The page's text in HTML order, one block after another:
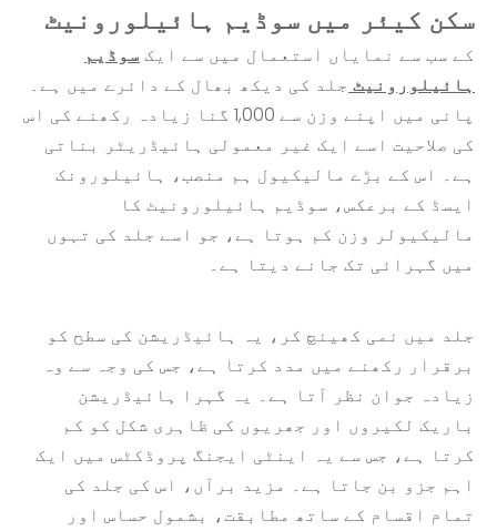
سکن کیئر میں سوڈیم ہائیلورونیٹ
کے سب سے نمایاں استعمال میں سے ایک سوڈیم
ہائیلورونیٹ جلد کی دیکھ بھال کے دائرے میں ہے۔
پانی میں اپنے وزن سے 1,000 گنا زیادہ رکھنے کی اس
کی صلاحیت اسے ایک غیر معمولی ہائیڈریٹر بناتی
ہے۔ اس کے بڑے مالیکیول ہم منصب، ہائیلورونک
ایسڈ کے برعکس، سوڈیم ہائیلورونیٹ کا
مالیکیولر وزن کم ہوتا ہے، جو اسے جلد کی تہوں
میں گہرائی تک جانے دیتا ہے۔
جلد میں نمی کھینچ کر، یہ ہائیڈریشن کی سطح کو
برقرار رکھنے میں مدد کرتا ہے، جس کی وجہ سے وہ
زیادہ جوان نظر آتا ہے۔ یہ گہرا ہائیڈریشن
باریک لکیروں اور جھریوں کی ظاہری شکل کو کم
کرتا ہے، جس سے یہ اینٹی ایجنگ پروڈکٹس میں ایک
اہم جزو بن جاتا ہے۔ مزید برآں، اس کی جلد کی
تمام اقسام کے ساتھ مطابقت، بشمول حساس اور